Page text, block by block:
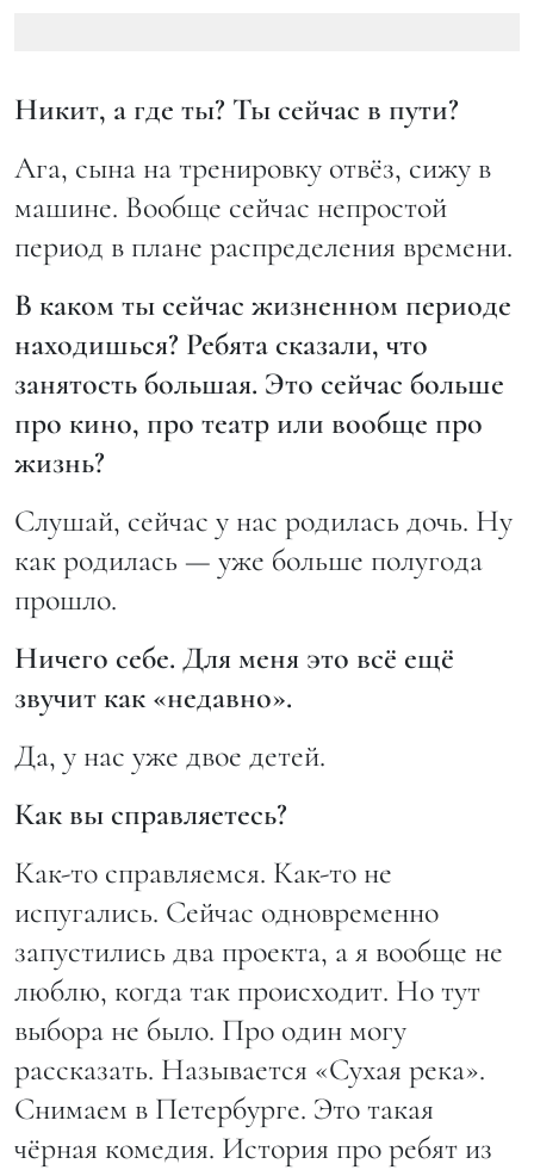
Никит, а где ты? Ты сейчас в пути?
Ага, сына на тренировку отвёз, сижу в
машине. Вообще сейчас непростой
период в плане распределения времени.
В каком ты сейчас жизненном периоде
находишься? Ребята сказали, что
занятость большая. Это сейчас больше
про кино, про театр или вообще про
жизнь?
Слушай, сейчас у нас родилась дочь. Ну
как родилась — уже больше полугода
прошло.
Ничего себе. Для меня это всё ещё
звучит как «недавно».
Да, у нас уже двое детей.
Как вы справляетесь?
Как-то справляемся. Как-то не
испугались. Сейчас одновременно
запустились два проекта, а я вообще не
люблю, когда так происходит. Но тут
выбора не было. Про один могу
рассказать. Называется «Сухая река».
Снимаем в Петербурге. Это такая
чёрная комедия. История про ребят из